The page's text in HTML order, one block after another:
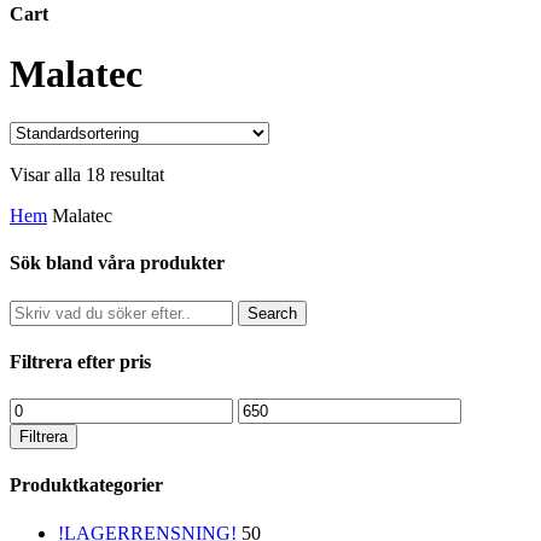
Cart
Close
Cart
Malatec
Visar alla 18 resultat
Hem Malatec
Sök bland våra produkter
Search
Filtrera efter pris
Min
pris
Max
pris
Filtrera
Produktkategorier
!LAGERRENSNING! 50